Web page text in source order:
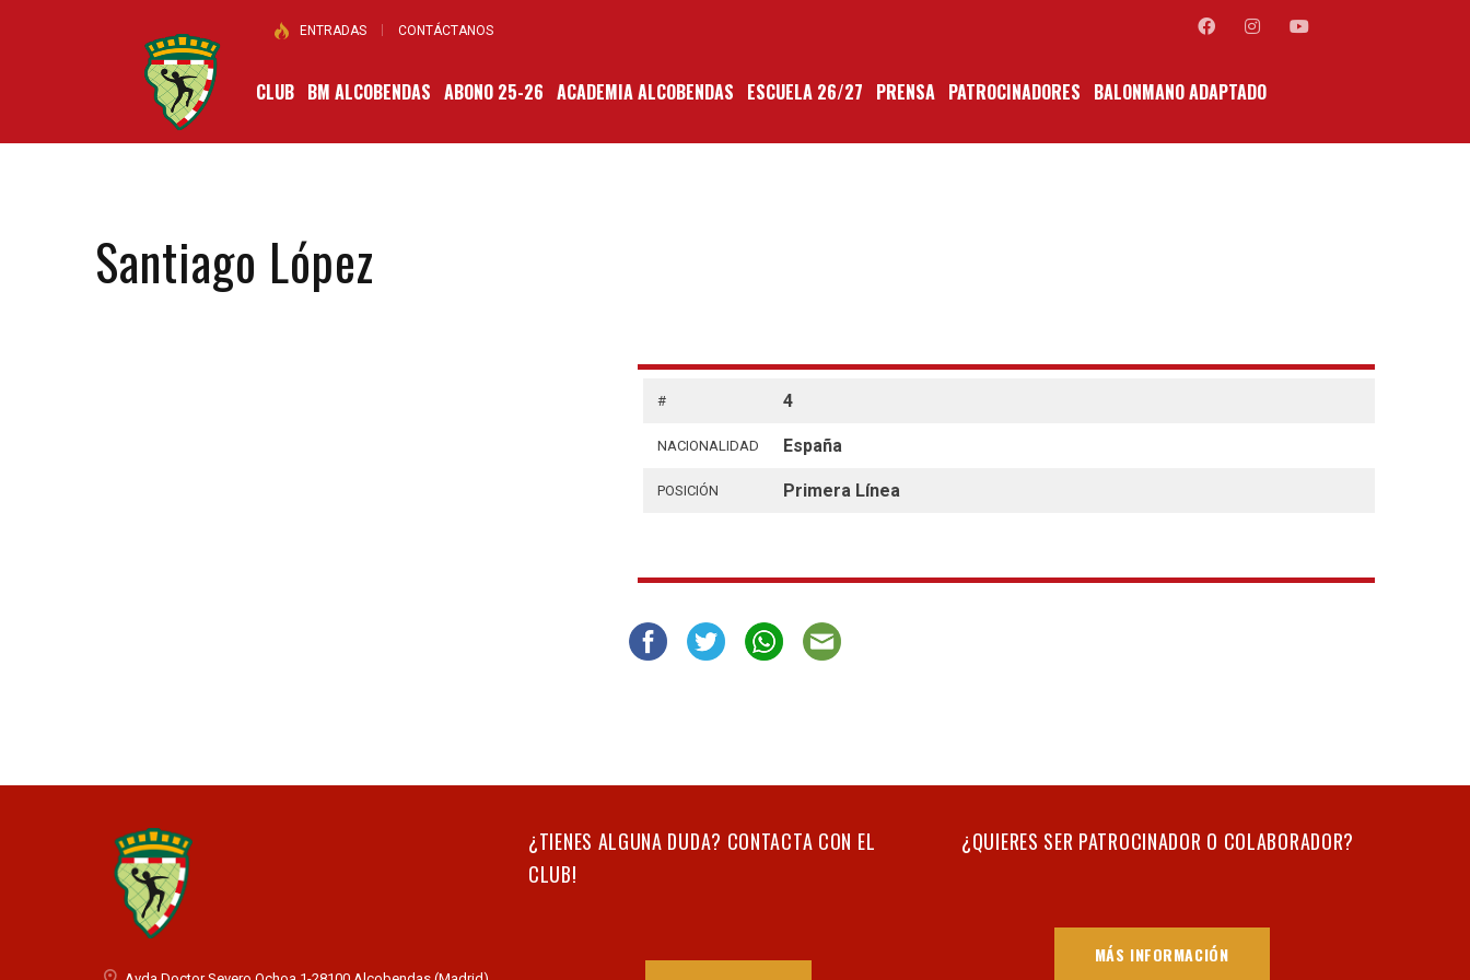
ENTRADAS CONTÁCTANOS
CLUB BM ALCOBENDAS ABONO 25-26 ACADEMIA ALCOBENDAS ESCUELA 26/27 PRENSA PATROCINADORES BALONMANO ADAPTADO
Santiago López
# 4
NACIONALIDAD España
POSICIÓN Primera Línea
¿TIENES ALGUNA DUDA? CONTACTA CON EL
CLUB!
¿QUIERES SER PATROCINADOR O COLABORADOR?
MÁS INFORMACIÓN